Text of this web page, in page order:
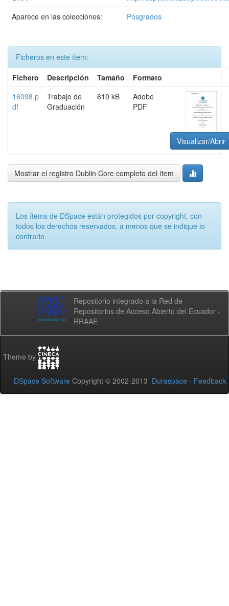
Aparece en las colecciones:
Posgrados
Ficheros en este ítem:
Fichero
Descripción Tamaño
Formato
16098.p
df
Trabajo de
Graduación
610 kB
Adobe
PDF
Visualizar/Abrir
Mostrar el registro Dublin Core completo del ítem
Los ítems de DSpace están protegidos por copyright, con
todos los derechos reservados, a menos que se indique lo
contrario.
Repositorio integrado a la Red de
Repositorios de Acceso Abierto del Ecuador -
RRAAE
Theme by
DSpace Software Copyright © 2002-2013 Duraspace - Feedback